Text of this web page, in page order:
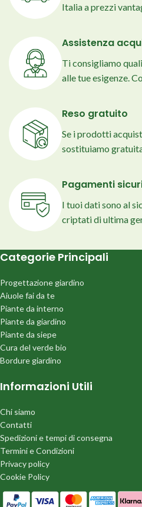
Italia a prezzi
Assistenza
Ti consigliamo
alle tue esigenze.
Reso gratuito
Se i prodotti
sostituiamo
Pagamenti
I tuoi dati sono al
criptati di ultima
Categorie Principali
Progettazione giardino
Aiuole fai da te
Piante da interno
Piante da giardino
Piante da siepe
Cura del verde bio
Bordure giardino
Informazioni Utili
Chi siamo
Contatti
Spedizioni e tempi di consegna
Termini e Condizioni
Privacy policy
Cookie Policy